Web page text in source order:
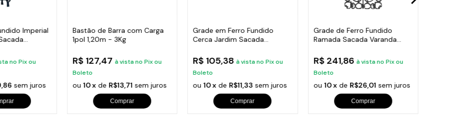
Imperial
no Pix ou
sem juros
Bastão de Barra com Carga
1pol 1,20m - 3Kg
R$ 127,47 à vista no Pix ou
Boleto
ou10 x de R$13,71 sem juros
Comprar
Grade em Ferro Fundido
Cerca Jardim Sacada
R$ 105,38 à vista no Pix ou
Boleto
ou10 x de R$11,33 sem juros
Comprar
Grade de Ferro Fundido
Ramada Sacada Varanda
R$ 241,86 à vista no Pix ou
Boleto
ou10 x de R$26,01 sem juros
Comprar